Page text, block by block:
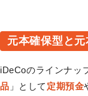
元本確保型と
iDeCoのラインナッ
品 」として 定期預金